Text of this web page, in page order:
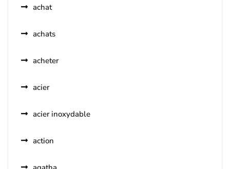
achat
achats
acheter
acier
acier inoxydable
action